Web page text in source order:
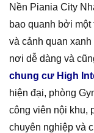
Nền Piania City
bao quanh bởi
và cảnh quan
nơi dễ dàng và
chung cư High
hiện đại, phòng
công viên nội khu,
chuyên nghiệp và